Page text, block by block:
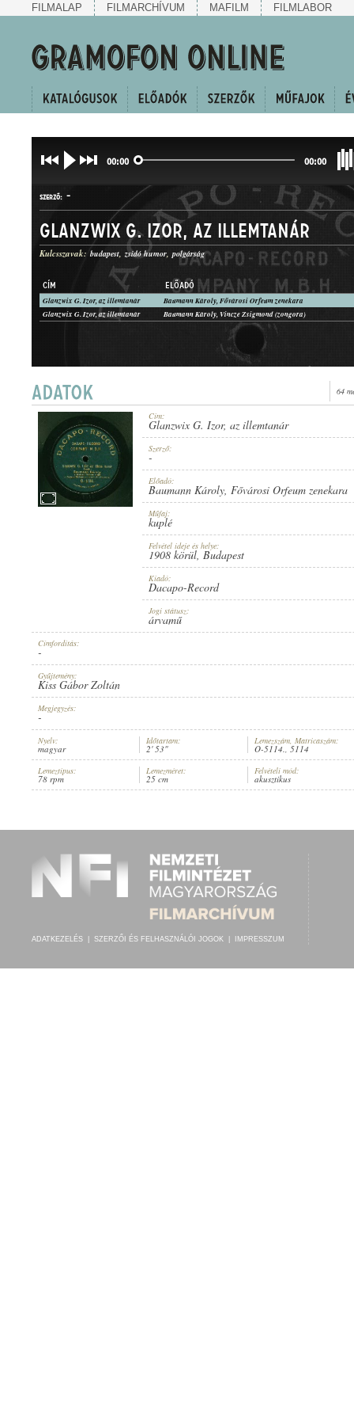
FILMALAP FILMARCHÍVUM MAFILM FILMLABOR
00:00 00:00
ELŐADÓ: BAUMANN KÁROLY,FŐVÁROSI ORFEUM ZENEKARA
SZERZŐ: -
MŰFAJ: KUPLÉ
MEGJELENÉS IDEJE: 1908 KÖRÜL
LEMEZSZÁM:
Glanzwix G. Izor, az illemtanár
Kulcsszavak: budapest zsidó humor polgárság
CÍM ELŐADÓ
Glanzwix G. Izor, az illemtanár
Baumann Károly, Fővárosi Orfeum zenekara
Glanzwix G. Izor, az illemtanár
Baumann Károly, Vincze Zsigmond (zongora)
64
Cím:
Glanzwix G. Izor, az illemtanár
Szerző:
-
Előadó:
Baumann Károly, Fővárosi Orfeum zenekara
Műfaj:
kuplé
Felvétel ideje és helye:
1908 körül, Budapest
Kiadó:
Dacapo-Record
Jogi státusz:
árvamű
Címfordítás:
-
Gyűjtemény:
Kiss Gábor Zoltán
Megjegyzés:
-
Nyelv:
magyar
Időtartam:
2' 53"
Lemezszám, Matricaszám:
O-5114., 5114
Lemeztípus:
78 rpm
Lemezméret:
25 cm
Felvételi mód:
akusztikus
ADATKEZELÉS SZERZŐI ÉS FELHASZNÁLÓI JOGOK IMPRESSZUM